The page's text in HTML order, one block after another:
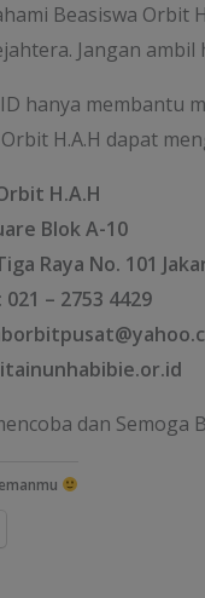
Beasiswa Orbit
Jangan
hanya membantu
Orbit H.A.H dapat
H.A.H
Blok A-10
Raya No. 101
– 2753 4429
dan Semoga